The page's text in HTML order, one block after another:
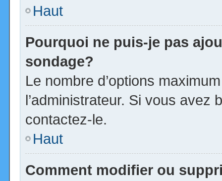
Haut
Pourquoi ne puis-je pas
sondage?
Le nombre d’options
l’administrateur. Si vous avez
contactez-le.
Haut
Comment modifier ou